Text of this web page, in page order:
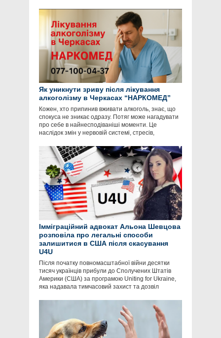
Як уникнути зриву після лікування
алкоголізму в Черкасах “НАРКОМЕД”
Кожен, хто припинив вживати алкоголь, знає, що
спокуса не зникає одразу. Потяг може нагадувати
про себе в найнесподіваніші моменти. Це
наслідок змін у нервовій системі, стресів,
Імміграційний адвокат Альона Шевцова
розповіла про легальні способи
залишитися в США після скасування
U4U
Після початку повномасштабної війни десятки
тисяч українців прибули до Сполучених Штатів
Америки (США) за програмою Uniting for Ukraine,
яка надавала тимчасовий захист та дозвіл